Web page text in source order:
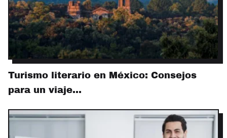
Turismo literario en México: Consejos
para un viaje…